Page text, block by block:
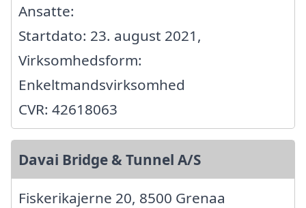
Ansatte:
Startdato: 23. august 2021,
Virksomhedsform:
Enkeltmandsvirksomhed
CVR: 42618063
Davai Bridge & Tunnel A/S
Fiskerikajerne 20, 8500 Grenaa